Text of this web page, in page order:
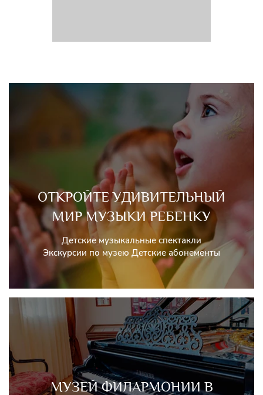
ОТКРОЙТЕ УДИВИТЕЛЬНЫЙ
МИР МУЗЫКИ РЕБЕНКУ
Детские музыкальные спектакли
Экскурсии по музею Детские абонементы
МУЗЕЙ ФИЛАРМОНИИ В